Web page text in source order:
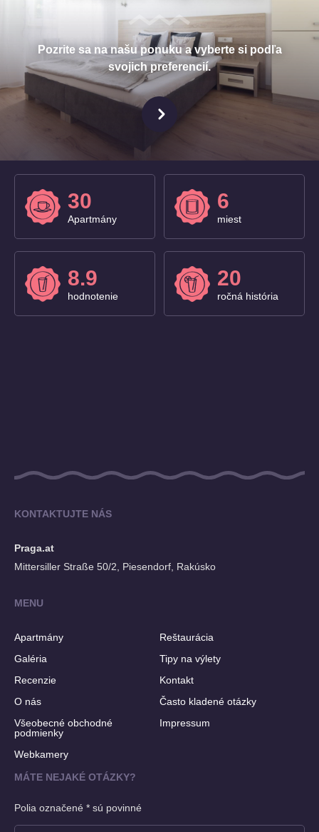
Pozrite sa na našu ponuku a vyberte si podľa
svojich preferencií.
30
Apartmány
6
miest
8.9
hodnotenie
20
ročná história
KONTAKTUJTE NÁS
Praga.at
Mittersiller Straße 50/2, Piesendorf, Rakúsko
MENU
Apartmány
Reštaurácia
Galéria
Tipy na výlety
Recenzie
Kontakt
O nás
Často kladené otázky
Všeobecné obchodné
podmienky
Impressum
Webkamery
MÁTE NEJAKÉ OTÁZKY?
Polia označené * sú povinné